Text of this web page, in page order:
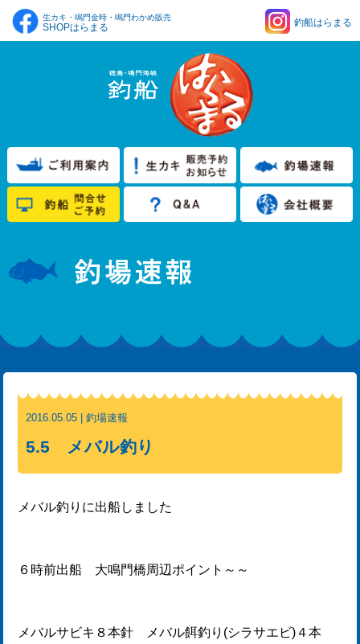
生カキ・鳴門金時・鳴門わかめ販売
SHOPはらまる 釣船はらまる
2016.05.05 | 釣場速報
5.5 メバル釣り
メバル釣りに出船しました
６時前出船 大鳴門橋周辺ポイント～～
メバルサビキ８本針 メバル餌釣り(シラサエビ)４本